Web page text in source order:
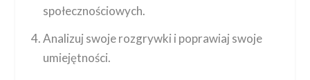
społecznościowych.
Analizuj swoje rozgrywki i poprawiaj swoje
umiejętności.